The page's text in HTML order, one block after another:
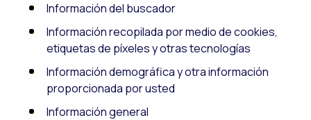
Información del buscador
Información recopilada por medio de cookies,
etiquetas de píxeles y otras tecnologías
Información demográfica y otra información
proporcionada por usted
Información general